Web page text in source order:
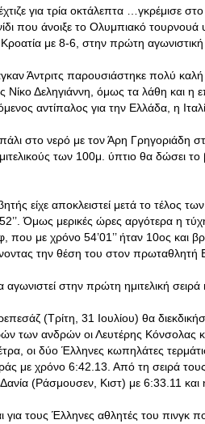
για τρία οκτάλεπτα …γκρέμισε
που άνοιξε το Ολυμπιακό
με 8-6, στην πρώτη αγωνιστική
Άντριτς παρουσιάστηκε πολύ
Νίκο Δεληγιάννη, όμως τα λάθη και η
αντίπαλος για την Ελλάδα, η
στο νερό με τον Άρη Γρηγοριάδη
των 100μ. ύπτιο θα δώσει
είχε αποκλειστεί μετά το τέλος
Όμως μερικές ώρες αργότερα η
που με χρόνο 54’01’’ ήταν 10ος και
την θέση του στον πρωταθλητή
στην πρώτη ημιτελική
(Τρίτη, 31 Ιουλίου) θα
των ανδρών οι Λευτέρης Κόνσολας
οι δύο Έλληνες κωπηλάτες
με χρόνο 6:42.13. Από τη σειρά
(Ράσμουσεν, Κιστ) με 6:33.11
για τους Έλληνες αθλητές του πινγκ